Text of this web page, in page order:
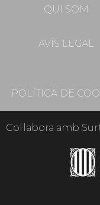
QUI SOM
AVÍS LEGAL
POLÍTICA DE
Col·labora amb